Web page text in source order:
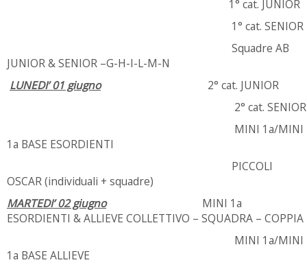
1° cat. JUNIOR
1° cat. SENIOR
Squadre AB
JUNIOR & SENIOR –G-H-I-L-M-N
LUNEDI’ 01 giugno2° cat. JUNIOR
2° cat. SENIOR
MINI 1a/MINI
1a BASE ESORDIENTI
PICCOLI
OSCAR (individuali + squadre)
MARTEDI’ 02 giugnoMINI 1a
ESORDIENTI & ALLIEVE COLLETTIVO – SQUADRA – COPPIA
MINI 1a/MINI
1a BASE ALLIEVE